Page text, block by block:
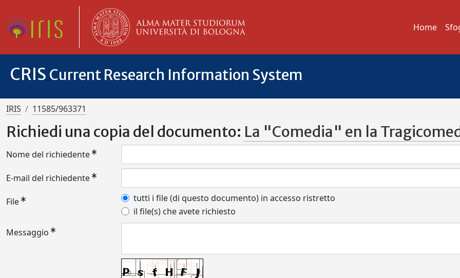
Home
CRIS Current Research Information System
IRIS 11585/963371
Richiedi una copia del documento: La "Comedia" en la
Nome del richiedente
E-mail del richiedente
File
tutti i file (di questo documento) in accesso ristretto
il file(s) che avete richiesto
Messaggio